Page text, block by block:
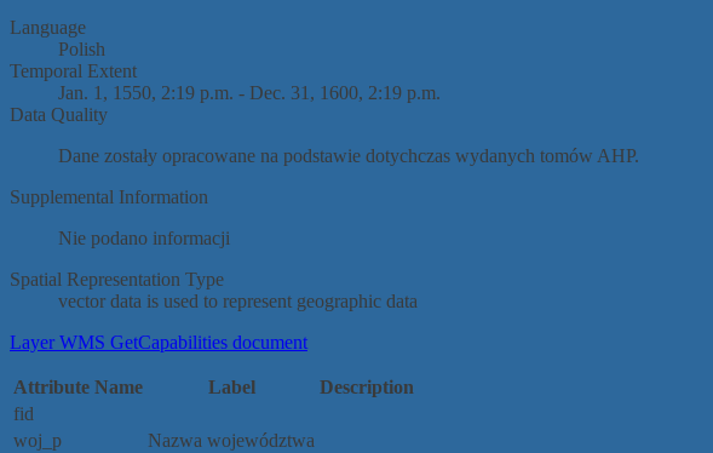
Language
Polish
Temporal Extent
Jan. 1, 1550, 2:19 p.m. - Dec. 31, 1600, 2:19 p.m.
Data Quality
Dane zostały opracowane na podstawie dotychczas wydanych tomów AHP.
Supplemental Information
Nie podano informacji
Spatial Representation Type
vector data is used to represent geographic data
Layer WMS GetCapabilities document
Attribute Name Label
Description
fid
woj_p
Nazwa województwa